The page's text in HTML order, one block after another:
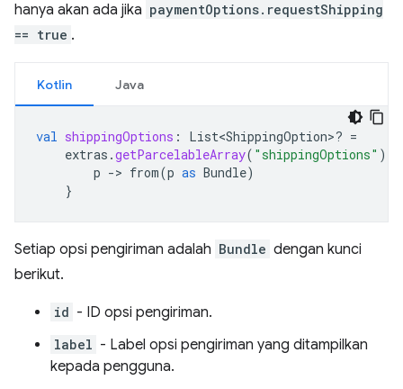
hanya akan ada jika paymentOptions.requestShipping
== true .
Kotlin Java
val shippingOptions : List<ShippingOption>? =
extras .getParcelableArray( "shippingOptions" )
p -> from(p as Bundle)
}
Setiap opsi pengiriman adalah Bundle dengan kunci
berikut.
id - ID opsi pengiriman.
label - Label opsi pengiriman yang ditampilkan
kepada pengguna.